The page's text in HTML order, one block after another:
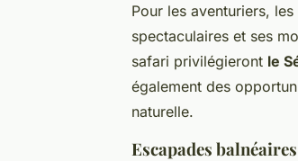
Pour les aventuriers,
spectaculaires et ses
safari privilégieront le
également des
naturelle.
Escapades